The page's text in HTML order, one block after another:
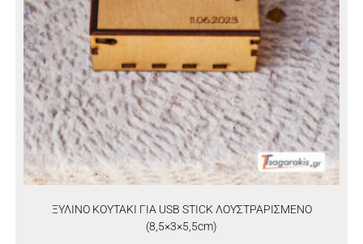
ΞΥΛΙΝΟ ΚΟΥΤΑΚΙ ΓΙΑ USB STICK ΛΟΥΣΤΡΑΡΙΣΜΕΝΟ
(8,5×3×5,5cm)